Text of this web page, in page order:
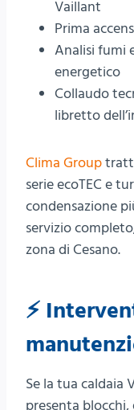
Vaillant
Prima
Analisi fumi
energetico
Collaudo
libretto
Clima Group
serie ecoTEC e
condensazione
servizio
zona di Cesano.
⚡
Se la tua caldaia
presenta